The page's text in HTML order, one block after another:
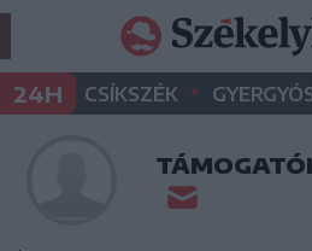
24H CSÍKSZÉK •